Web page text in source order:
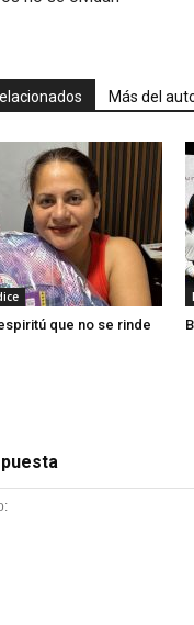
Más del
que no se rinde